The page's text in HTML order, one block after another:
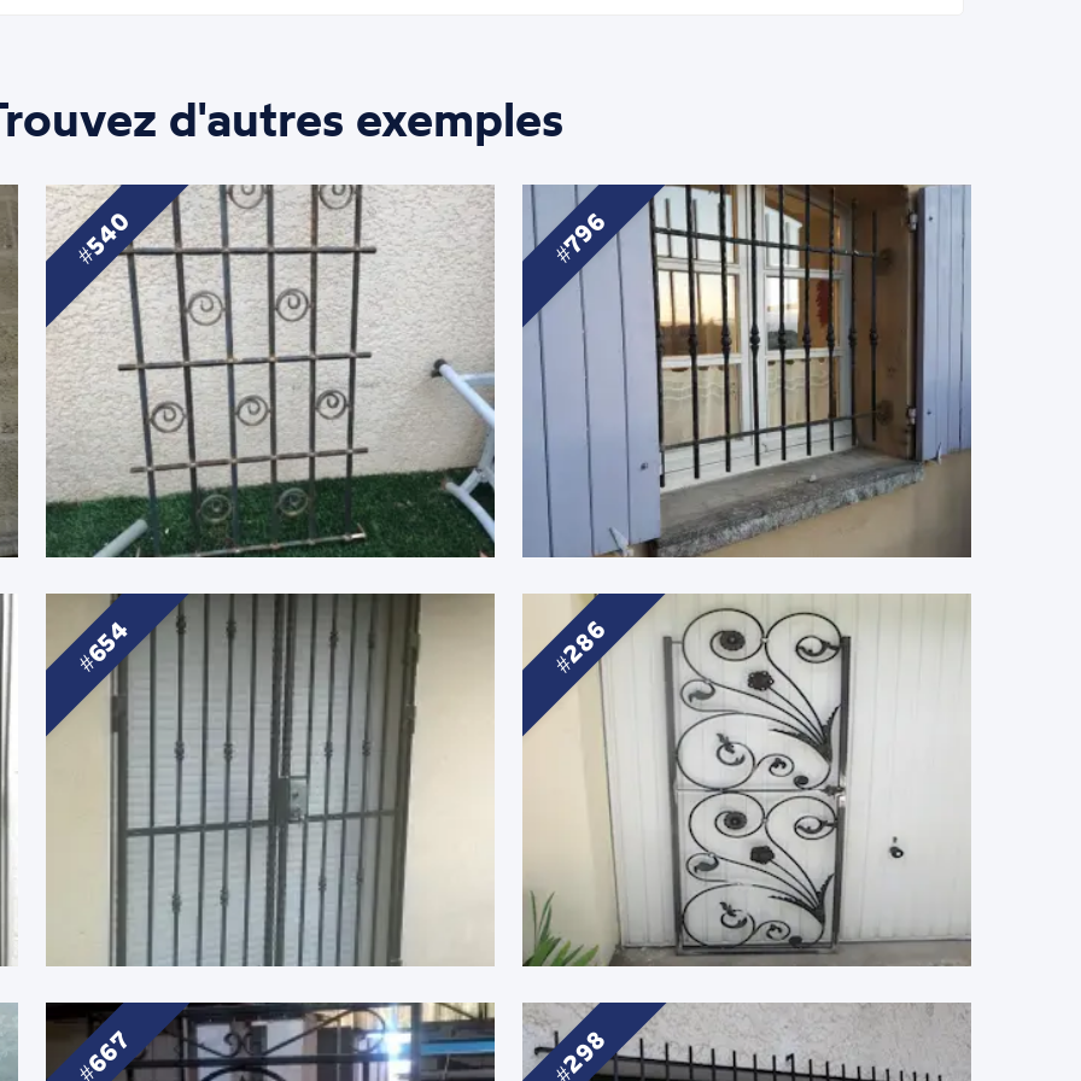
d'autres exemples
540 796
654 286
667 298